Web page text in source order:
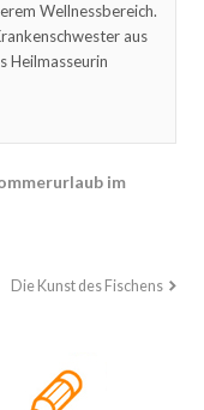
Wellnessbereich.
aus
Heilmasseurin
im
Die Kunst des Fischens